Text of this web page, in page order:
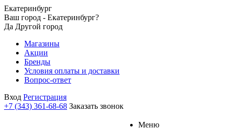
Екатеринбург
Ваш город - Екатеринбург?
Да Другой город
Магазины
Акции
Бренды
Условия оплаты и доставки
Вопрос-ответ
Вход Регистрация
+7 (343) 361-68-68 Заказать звонок
Меню